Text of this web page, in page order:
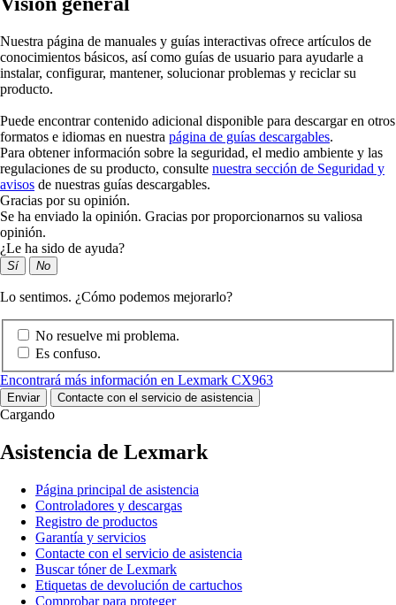
Nuestra página de manuales y guías interactivas ofrece artículos de
conocimientos básicos, así como guías de usuario para ayudarle a
instalar, configurar, mantener, solucionar problemas y reciclar su
producto.
Puede encontrar contenido adicional disponible para descargar en otros
formatos e idiomas en nuestra página de guías descargables.
Para obtener información sobre la seguridad, el medio ambiente y las
regulaciones de su producto, consulte nuestra sección de Seguridad y
avisos de nuestras guías descargables.
Gracias por su opinión.
Se ha enviado la opinión. Gracias por proporcionarnos su valiosa
opinión.
¿Le ha sido de ayuda?
Sí No
Lo sentimos. ¿Cómo podemos mejorarlo?
No resuelve mi problema.
Es confuso.
Encontrará más información en Lexmark CX963
Enviar Contacte con el servicio de asistencia
Cargando
Asistencia de Lexmark
Página principal de asistencia
Controladores y descargas
Registro de productos
Garantía y servicios
Contacte con el servicio de asistencia
Buscar tóner de Lexmark
Etiquetas de devolución de cartuchos
Comprobar para proteger